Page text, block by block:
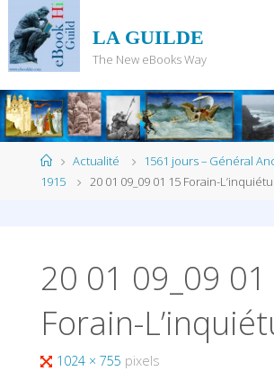
content
LA GUILDE
The New eBooks Way
HomeActualité
1561 jours – Général
1915
20 01 09_09 01 15 Forain-
20 01 09_09
Forain-
Full1024 × 755 pixels